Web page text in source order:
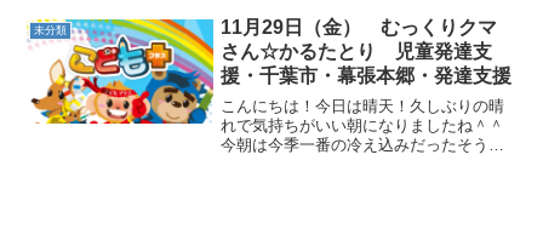
ャック」をお約束とし、静と動を意識し
ていきました。 ...
未分類
11月29日（金） むっくりクマ
さん☆かるたとり 児童発達支
援・千葉市・幕張本郷・発達支援
こんにちは！今日は晴天！久しぶりの晴
れで気持ちがいい朝になりましたね＾＾
今朝は今季一番の冷え込みだったそうで